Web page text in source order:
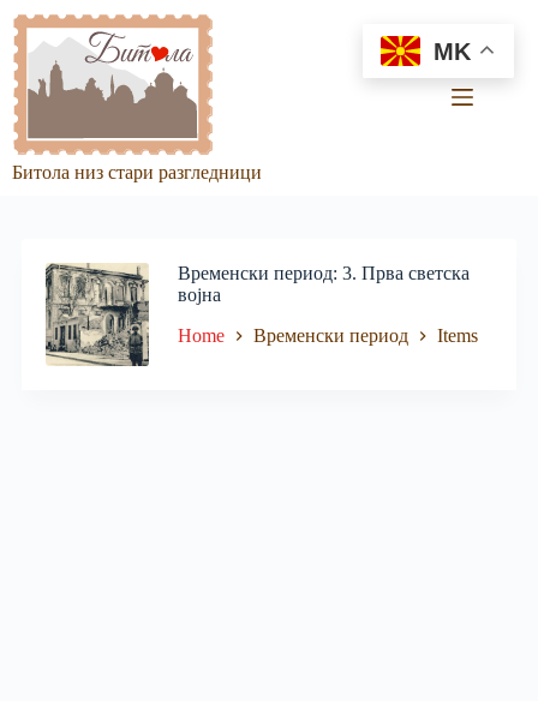
content
Битола низ стари разгледници
Временски период 3. Прва светска
војна
Home Временски период Items
MK